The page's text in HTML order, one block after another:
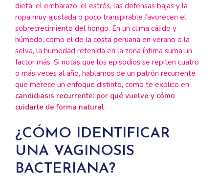
dieta, el embarazo, el estrés, las defensas bajas y la
ropa muy ajustada o poco transpirable favorecen el
sobrecrecimiento del hongo. En un clima cálido y
húmedo, como el de la costa peruana en verano o la
selva, la humedad retenida en la zona íntima suma un
factor más. Si notas que los episodios se repiten cuatro
o más veces al año, hablamos de un patrón recurrente
que merece un enfoque distinto, como te explico en
candidiasis recurrente: por qué vuelve y cómo
cuidarte de forma natural.
¿CÓMO IDENTIFICAR
UNA VAGINOSIS
BACTERIANA?